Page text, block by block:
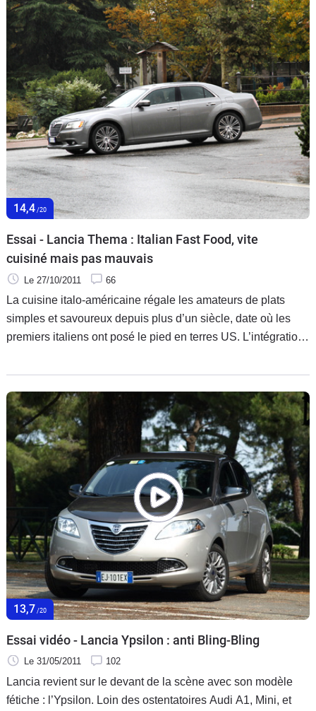
intègre la famille. Découvrons donc ce vaisseau familial
d'Outre Atlantique qui, avec le Renault Espace, fut à l'origine
du segment des monospaces il y a bien longtemps.
14,4 /20
Essai - Lancia Thema : Italian Fast Food, vite
cuisiné mais pas mauvais
Le 27/10/2011 66
La cuisine italo-américaine régale les amateurs de plats
simples et savoureux depuis plus d’un siècle, date où les
premiers italiens ont posé le pied en terres US. L’intégration
assiettes et ailleurs, l’automobile n’y a pas échappé. De la
même façon qu’il existe un Chicken Parmesan américain où
le poulet a remplacé l’aubergine de départ, il existe
aujourd’hui une Lancia Thema dans laquelle une Chrysler
300 a remplacé l’ingrédient italien d’origine. Mais qu’on ne
s’y trompe pas, cette Lancia Thema est servie avec les
antipasti, premier plat d'un repas qui proposera d'autres
saveurs ensuite.
13,7 /20
Essai vidéo - Lancia Ypsilon : anti Bling-Bling
Le 31/05/2011 102
Lancia revient sur le devant de la scène avec son modèle
fétiche : l’Ypsilon. Loin des ostentatoires Audi A1, Mini, et